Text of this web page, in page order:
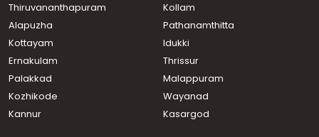
Residential Land for Sale in Trivandrum, Parassala,
Parassala
Residential Land for Sale in Trivandrum, Parassala,
Parassala
Residential Land for Sale in Trivandrum, Neyyattinkara,
Residential Land for Sale in Trivandrum, Parassala,
Parassala
Thiruvananthapuram
Kollam
Alapuzha
Pathanamthitta
Kottayam
Idukki
Ernakulam
Thrissur
Palakkad
Malappuram
Kozhikode
Wayanad
Kannur
Kasargod